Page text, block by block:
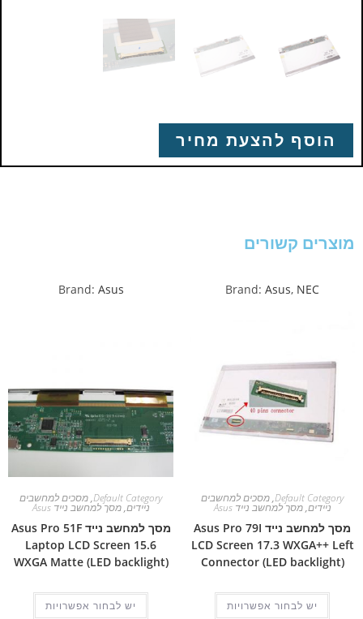
הוסף להצעת מחיר
מוצרים קשורים
Brand: Asus, NEC
Default Category
,מסכים למחשבים
ניידים,מסך למחשב נייד Asus
מסך למחשב נייד Asus Pro 79I
LCD Screen 17.3 WXGA++ Left
Connector (LED backlight)
יש לבחור אפשרויות
Brand: Asus
Default Category
,מסכים למחשבים
ניידים,מסך למחשב נייד Asus
מסך למחשב נייד Asus Pro 51F
Laptop LCD Screen 15.6
WXGA Matte (LED backlight)
יש לבחור אפשרויות